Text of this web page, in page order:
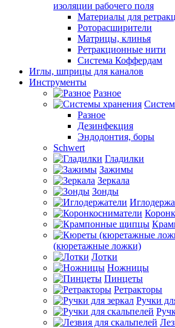
изоляции рабочего поля
Материалы для
Роторасширители
Матрицы, клинья
Ретракционные нити
Система Коффердам
Иглы, шприцы для каналов
Инструменты
Разное
Разное
Дезинфекция
Эндодонтия, боры
Schwert
Гладилки
Зажимы
Зеркала
Зонды
(кюретажные ложки)
Лотки
Ножницы
Пинцеты
Ретракторы
Ручки